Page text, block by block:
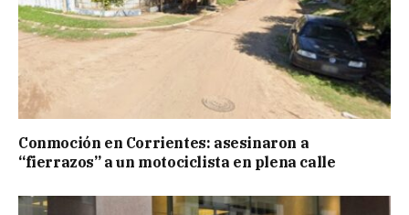
Conmoción en Corrientes: asesinaron a
“fierrazos” a un motociclista en plena calle